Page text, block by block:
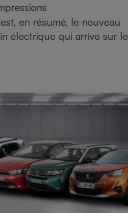
en résumé, le nouveau
électrique qui arrive sur le